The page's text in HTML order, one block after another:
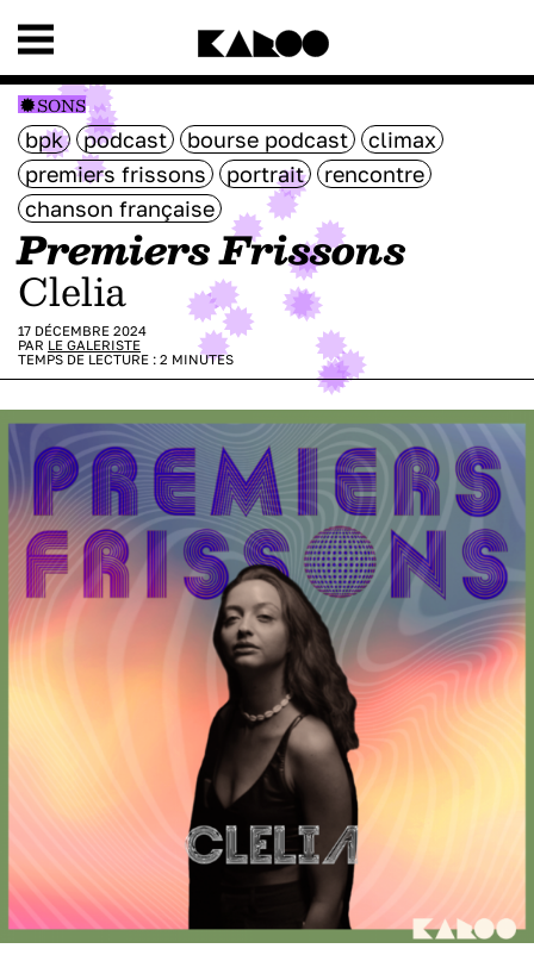
SONS
bpk podcast bourse podcast
climax
premiers frissons
portrait
rencontre
chanson française
Premiers Frissons
Clelia
17 DÉCEMBRE 2024
PAR LE GALERISTE
TEMPS DE LECTURE : 2 MINUTES